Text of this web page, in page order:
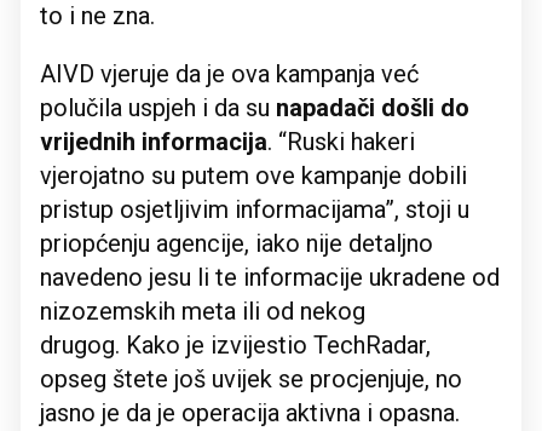
to i ne zna.
AIVD vjeruje da je ova kampanja već
polučila uspjeh i da su napadači došli do
vrijednih informacija. “Ruski hakeri
vjerojatno su putem ove kampanje dobili
pristup osjetljivim informacijama”, stoji u
priopćenju agencije, iako nije detaljno
navedeno jesu li te informacije ukradene od
nizozemskih meta ili od nekog
drugog. Kako je izvijestio TechRadar,
opseg štete još uvijek se procjenjuje, no
jasno je da je operacija aktivna i opasna.